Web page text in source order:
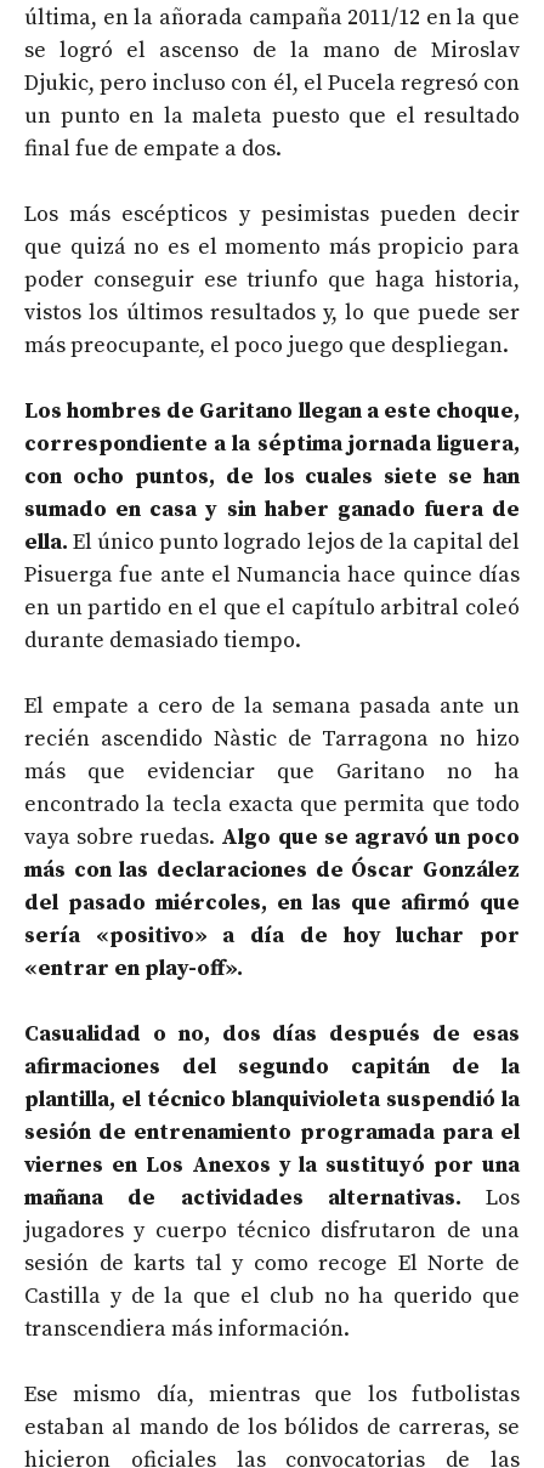
última, en la añorada campaña 2011/12 en la que
se logró el ascenso de la mano de Miroslav
Djukic, pero incluso con él, el Pucela regresó con
un punto en la maleta puesto que el resultado
final fue de empate a dos.
Los más escépticos y pesimistas pueden decir
que quizá no es el momento más propicio para
poder conseguir ese triunfo que haga historia,
vistos los últimos resultados y, lo que puede ser
más preocupante, el poco juego que despliegan.
Los hombres de Garitano llegan a este choque,
correspondiente a la séptima jornada liguera,
con ocho puntos, de los cuales siete se han
sumado en casa y sin haber ganado fuera de
ella.El único punto logrado lejos de la capital del
Pisuerga fue ante el Numancia hace quince días
en un partido en el que el capítulo arbitral coleó
durante demasiado tiempo.
El empate a cero de la semana pasada ante un
recién ascendido Nàstic de Tarragona no hizo
más que evidenciar que Garitano no ha
encontrado la tecla exacta que permita que todo
vaya sobre ruedas. Algo que se agravó un poco
más con las declaraciones de Óscar González
del pasado miércoles, en las que afirmó que
sería «positivo» a día de hoy luchar por
«entrar en play-off».
Casualidad o no, dos días después de esas
afirmaciones del segundo capitán de la
plantilla, el técnico blanquivioleta suspendió la
sesión de entrenamiento programada para el
viernes en Los Anexos y la sustituyó por una
mañana de actividades alternativas. Los
jugadores y cuerpo técnico disfrutaron de una
sesión de karts tal y como recoge El Norte de
Castilla y de la que el club no ha querido que
transcendiera más información.
Ese mismo día, mientras que los futbolistas
estaban al mando de los bólidos de carreras, se
hicieron oficiales las convocatorias de las